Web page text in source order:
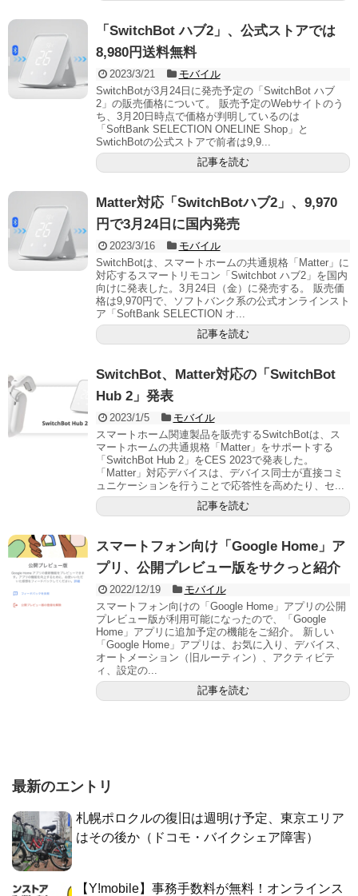
「SwitchBot ハブ2」、公式ストアでは
8,980円送料無料
2023/3/21
モバイル
SwitchBotが3月24日に発売予定の「SwitchBot ハブ
2」の販売価格について。 販売予定のWebサイトのう
ち、3月20日時点で価格が判明しているのは
「SoftBank SELECTION ONELINE Shop」と
SwtichBotの公式ストアで前者は9,9...
記事を読む
Matter対応「SwitchBotハブ2」、9,970
円で3月24日に国内発売
2023/3/16
モバイル
SwitchBotは、スマートホームの共通規格「Matter」に
対応するスマートリモコン「Switchbot ハブ2」を国内
向けに発表した。3月24日（金）に発売する。 販売価
格は9,970円で、ソフトバンク系の公式オンラインスト
ア「SoftBank SELECTION オ...
記事を読む
SwitchBot、Matter対応の「SwitchBot
Hub 2」発表
2023/1/5
モバイル
スマートホーム関連製品を販売するSwitchBotは、ス
マートホームの共通規格「Matter」をサポートする
「SwitchBot Hub 2」をCES 2023で発表した。
「Matter」対応デバイスは、デバイス同士が直接コミ
ュニケーションを行うことで応答性を高めたり、セ...
記事を読む
スマートフォン向け「Google Home」ア
プリ、公開プレビュー版をサクっと紹介
2022/12/19
モバイル
スマートフォン向けの「Google Home」アプリの公開
プレビュー版が利用可能になったので、「Google
Home」アプリに追加予定の機能をご紹介。 新しい
「Google Home」アプリは、お気に入り、デバイス、
オートメーション（旧ルーティン）、アクティビテ
ィ、設定の...
記事を読む
最新のエントリ
札幌ポロクルの復旧は週明け予定、東京エリア
はその後か（ドコモ・バイクシェア障害）
【Y!mobile】事務手数料が無料！オンラインス